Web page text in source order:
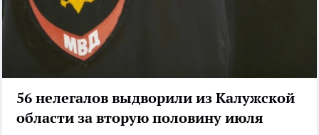
56 нелегалов выдворили из Калужской
области за вторую половину июля